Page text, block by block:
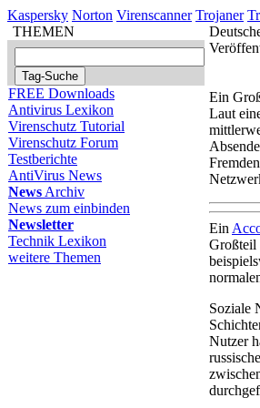
Kaspersky Norton Virenscanner Trojaner
THEMEN
FREE Downloads
Antivirus Lexikon
Virenschutz Tutorial
Virenschutz Forum
Testberichte
AntiVirus News
News Archiv
News zum einbinden
Newsletter
Technik Lexikon
weitere Themen
Ein
Laut
Ein
Großteil
Soziale
Nutzer